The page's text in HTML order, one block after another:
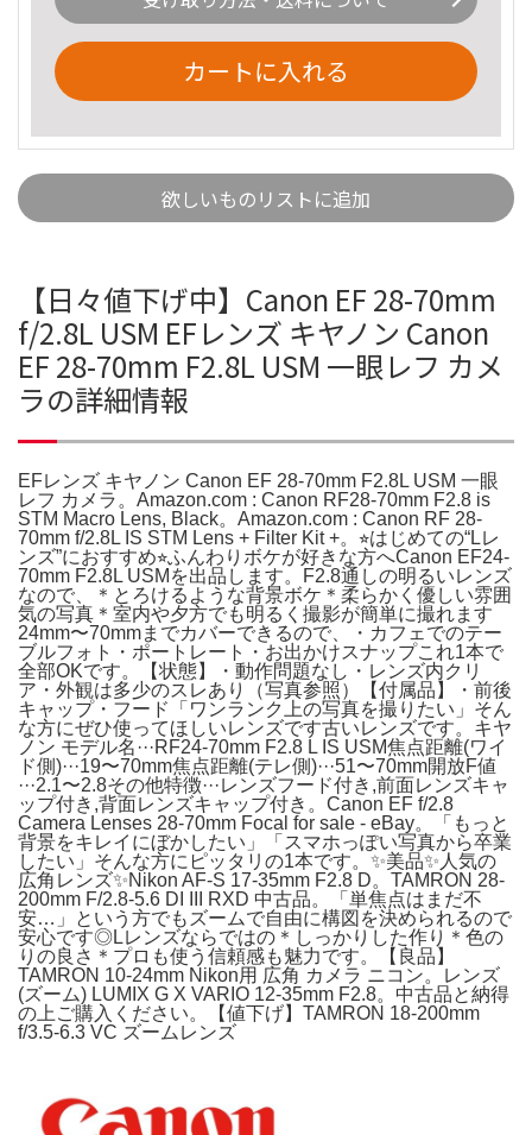
カートに入れる
欲しいものリストに追加
【日々値下げ中】Canon EF 28-70mm
f/2.8L USM EFレンズ キヤノン Canon
EF 28-70mm F2.8L USM 一眼レフ カメ
ラの詳細情報
EFレンズ キヤノン Canon EF 28-70mm F2.8L USM 一眼
レフ カメラ。Amazon.com : Canon RF28-70mm F2.8 is
STM Macro Lens, Black。Amazon.com : Canon RF 28-
70mm f/2.8L IS STM Lens + Filter Kit +。⭐︎はじめての“Lレ
ンズ”におすすめ⭐︎ふんわりボケが好きな方へCanon EF24-
70mm F2.8L USMを出品します。F2.8通しの明るいレンズ
なので、＊とろけるような背景ボケ＊柔らかく優しい雰囲
気の写真＊室内や夕方でも明るく撮影が簡単に撮れます
24mm〜70mmまでカバーできるので、・カフェでのテー
ブルフォト・ポートレート・お出かけスナップこれ1本で
全部OKです。【状態】・動作問題なし・レンズ内クリ
ア・外観は多少のスレあり（写真参照）【付属品】・前後
キャップ・フード「ワンランク上の写真を撮りたい」そん
な方にぜひ使ってほしいレンズです古いレンズです。キヤ
ノン モデル名···RF24-70mm F2.8 L IS USM焦点距離(ワイ
ド側)···19〜70mm焦点距離(テレ側)···51〜70mm開放F値
···2.1〜2.8その他特徴···レンズフード付き,前面レンズキャ
ップ付き,背面レンズキャップ付き。Canon EF f/2.8
Camera Lenses 28-70mm Focal for sale - eBay。「もっと
背景をキレイにぼかしたい」「スマホっぽい写真から卒業
したい」そんな方にピッタリの1本です。✨美品✨人気の
広角レンズ✨Nikon AF-S 17-35mm F2.8 D。TAMRON 28-
200mm F/2.8-5.6 DI III RXD 中古品。「単焦点はまだ不
安…」という方でもズームで自由に構図を決められるので
安心です◎Lレンズならではの＊しっかりした作り＊色の
りの良さ＊プロも使う信頼感も魅力です。【良品】
TAMRON 10-24mm Nikon用 広角 カメラ ニコン。レンズ
(ズーム) LUMIX G X VARIO 12-35mm F2.8。中古品と納得
の上ご購入ください。【値下げ】TAMRON 18-200mm
f/3.5-6.3 VC ズームレンズ